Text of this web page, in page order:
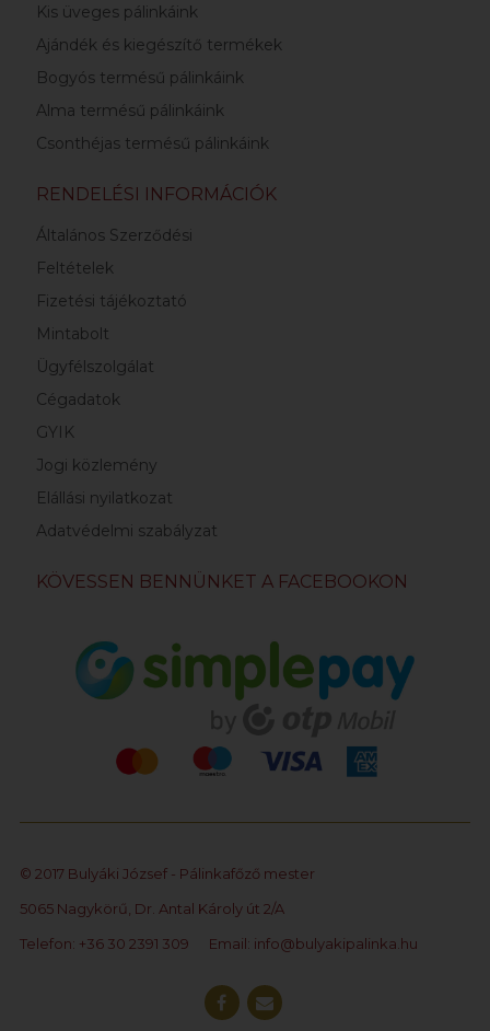
Kis üveges pálinkáink
Ajándék és kiegészítő termékek
Bogyós termésű pálinkáink
Alma termésű pálinkáink
Csonthéjas termésű pálinkáink
RENDELÉSI INFORMÁCIÓK
Általános Szerződési
Feltételek
Fizetési tájékoztató
Mintabolt
Ügyfélszolgálat
Cégadatok
GYIK
Jogi közlemény
Elállási nyilatkozat
Adatvédelmi szabályzat
KÖVESSEN BENNÜNKET A FACEBOOKON
© 2017 Bulyáki József - Pálinkafőző mester
5065 Nagykörű, Dr. Antal Károly út 2/A
Telefon: +36 30 2391 309
Email: info@bulyakipalinka.hu